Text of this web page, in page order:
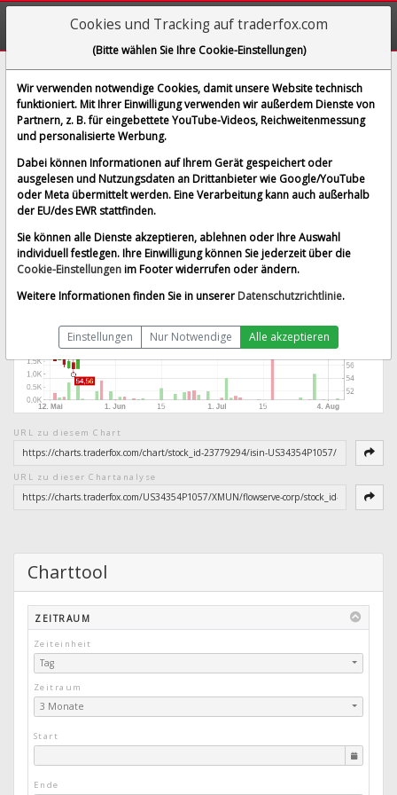
Flowserve Corp.
[FWV | WKN 864999 | ISIN US34354P1057]
69,090 € 1,33 %
Echtzeit-Aktienkurs vom 07.08.2026 um 20:58 Uhr
gettex Splitbereinigt
URL zu diesem Chart
URL zu dieser Chartanalyse
Charttool
ZEITRAUM
Zeiteinheit
Tag
Zeitraum
3 Monate
Start
Ende
Cookies und Tracking auf traderfox.com
(Bitte wählen Sie Ihre Cookie-Einstellungen)
Wir verwenden notwendige Cookies, damit unsere Website technisch
funktioniert. Mit Ihrer Einwilligung verwenden wir außerdem Dienste von
Partnern, z. B. für eingebettete YouTube-Videos, Reichweitenmessung
und personalisierte Werbung.
Dabei können Informationen auf Ihrem Gerät gespeichert oder
ausgelesen und Nutzungsdaten an Drittanbieter wie Google/YouTube
oder Meta übermittelt werden. Eine Verarbeitung kann auch außerhalb
der EU/des EWR stattfinden.
Sie können alle Dienste akzeptieren, ablehnen oder Ihre Auswahl
individuell festlegen. Ihre Einwilligung können Sie jederzeit über die
Cookie-Einstellungenim Footer widerrufen oder ändern.
Weitere Informationen finden Sie in unserer Datenschutzrichtlinie.
Einstellungen Nur Notwendige Alle akzeptieren